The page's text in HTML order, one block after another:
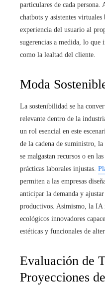
particulares de cada persona.
chatbots y asistentes
experiencia del usuario al
sugerencias a medida, lo que
como la lealtad del cliente.
Moda
La sostenibilidad se ha
relevante dentro de la
un rol esencial en este
de la cadena de suministro,
se malgastan recursos o en
prácticas laborales injustas.
permiten a las empresas
anticipar la demanda y
productivos. Asimismo, la IA
ecológicos innovadores
estéticas y funcionales de
Evaluación de
Proyecciones